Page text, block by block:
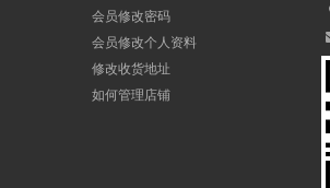
会员修改密码
会员修改个人资料
修改收货地址
如何管理店铺